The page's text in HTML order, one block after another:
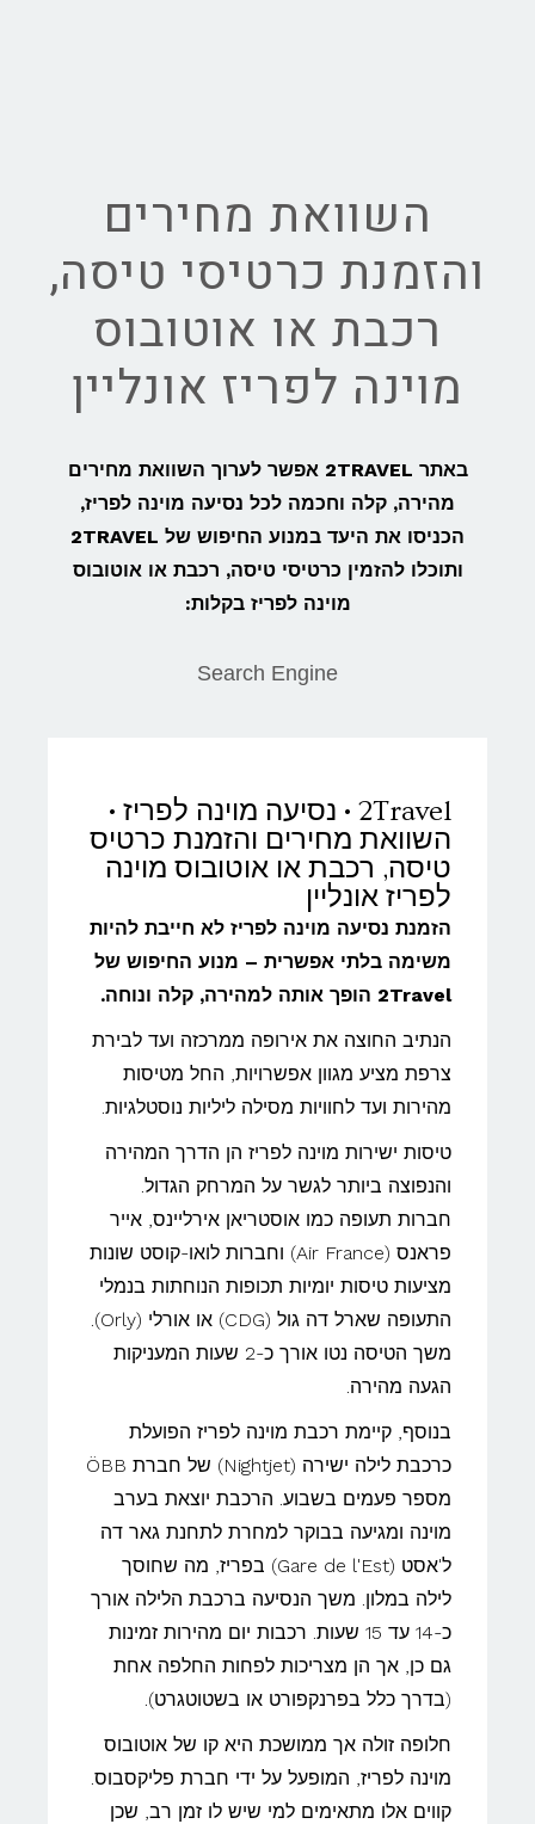
השוואת מחירים
והזמנת כרטיסי טיסה,
רכבת או אוטובוס
מוינה לפריז אונליין
באתר 2TRAVEL אפשר לערוך השוואת מחירים
מהירה, קלה וחכמה לכל נסיעה מוינה לפריז,
הכניסו את היעד במנוע החיפוש של 2TRAVEL
ותוכלו להזמין כרטיסי טיסה, רכבת או אוטובוס
מוינה לפריז בקלות:
Search Engine
2Travel • נסיעה מוינה לפריז •
השוואת מחירים והזמנת כרטיס
טיסה, רכבת או אוטובוס מוינה
לפריז אונליין
הזמנת נסיעה מוינה לפריז לא חייבת להיות
משימה בלתי אפשרית – מנוע החיפוש של
2Travel הופך אותה למהירה, קלה ונוחה.
הנתיב החוצה את אירופה ממרכזה ועד לבירת
צרפת מציע מגוון אפשרויות, החל מטיסות
מהירות ועד לחוויות מסילה ליליות נוסטלגיות.
טיסות ישירות מוינה לפריז הן הדרך המהירה
והנפוצה ביותר לגשר על המרחק הגדול.
חברות תעופה כמו אוסטריאן אירליינס, אייר
פראנס (Air France) וחברות לואו-קוסט שונות
מציעות טיסות יומיות תכופות הנוחתות בנמלי
התעופה שארל דה גול (CDG) או אורלי (Orly).
משך הטיסה נטו אורך כ-2 שעות המעניקות
הגעה מהירה.
בנוסף, קיימת רכבת מוינה לפריז הפועלת
כרכבת לילה ישירה (Nightjet) של חברת ÖBB
מספר פעמים בשבוע. הרכבת יוצאת בערב
מוינה ומגיעה בבוקר למחרת לתחנת גאר דה
ל'אסט (Gare de l'Est) בפריז, מה שחוסך
לילה במלון. משך הנסיעה ברכבת הלילה אורך
כ-14 עד 15 שעות. רכבות יום מהירות זמינות
גם כן, אך הן מצריכות לפחות החלפה אחת
(בדרך כלל בפרנקפורט או בשטוטגרט).
חלופה זולה אך ממושכת היא קו של אוטובוס
מוינה לפריז, המופעל על ידי חברת פליקסבוס.
קווים אלו מתאימים למי שיש לו זמן רב, שכן